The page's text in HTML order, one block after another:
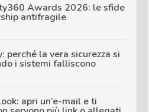
Awards 2026: le sfide
antifragile
perché la vera sicurezza si
i sistemi falliscono
apri un’e-mail e ti